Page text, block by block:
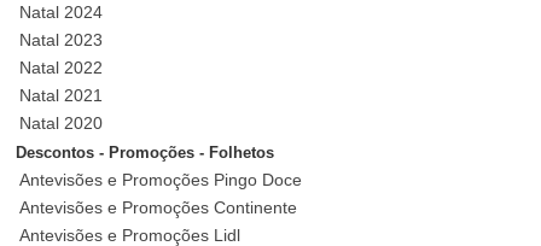
Natal 2024
Natal 2023
Natal 2022
Natal 2021
Natal 2020
Descontos - Promoções - Folhetos
Antevisões e Promoções Pingo Doce
Antevisões e Promoções Continente
Antevisões e Promoções Lidl